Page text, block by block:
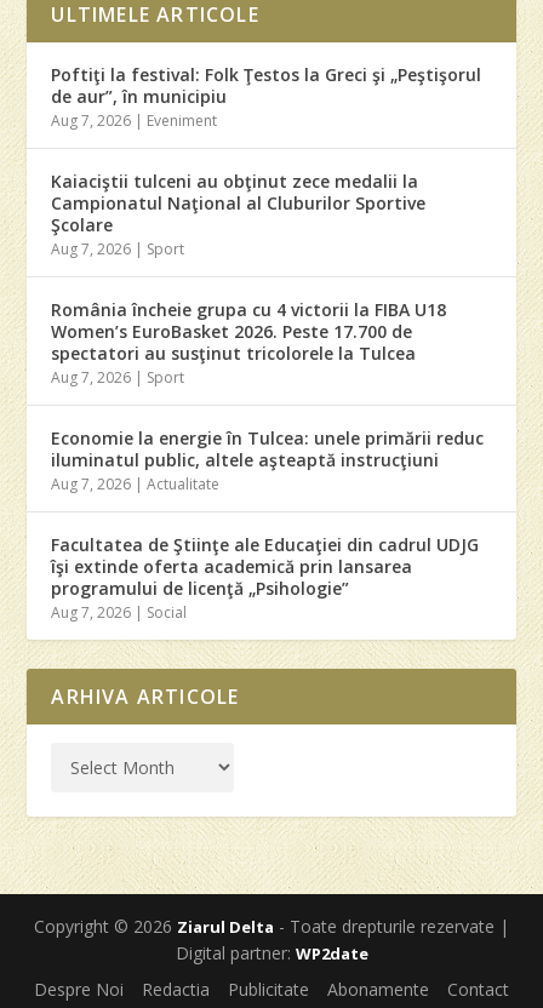
ULTIMELE ARTICOLE
Poftiţi la festival: Folk Ţestos la Greci şi „Peştişorul
de aur”, în municipiu
Aug 7, 2026 | Eveniment
Kaiaciştii tulceni au obţinut zece medalii la
Campionatul Naţional al Cluburilor Sportive
Şcolare
Aug 7, 2026 | Sport
România încheie grupa cu 4 victorii la FIBA U18
Women’s EuroBasket 2026. Peste 17.700 de
spectatori au susţinut tricolorele la Tulcea
Aug 7, 2026 | Sport
Economie la energie în Tulcea: unele primării reduc
iluminatul public, altele aşteaptă instrucţiuni
Aug 7, 2026 |Actualitate
Facultatea de Ştiinţe ale Educaţiei din cadrul UDJG
îşi extinde oferta academică prin lansarea
programului de licenţă „Psihologie”
Aug 7, 2026 | Social
ARHIVA ARTICOLE
Copyright © 2026 Ziarul Delta - Toate drepturile rezervate |
Digital partner: WP2date
Despre Noi Redactia Publicitate Abonamente Contact